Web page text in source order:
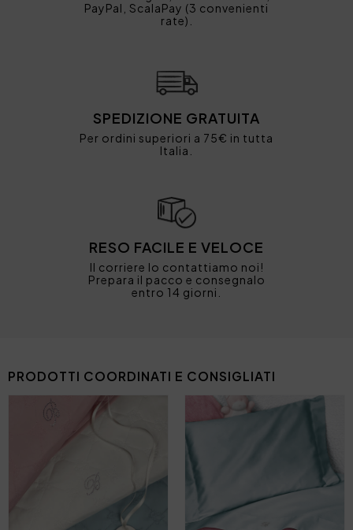
PayPal, ScalaPay (3 convenienti
rate).
SPEDIZIONE GRATUITA
Per ordini superiori a 75€ in tutta
Italia.
RESO FACILE E VELOCE
Il corriere lo contattiamo noi!
Prepara il pacco e consegnalo
entro 14 giorni.
PRODOTTI COORDINATI E CONSIGLIATI